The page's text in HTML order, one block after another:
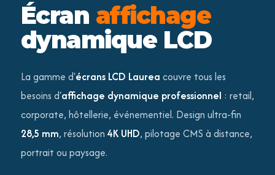
Écran affichage
dynamique LCD
La gamme d'écrans LCD Laurea couvre tous les
besoins d'affichage dynamique professionnel : retail,
corporate, hôtellerie, événementiel. Design ultra-fin
28,5 mm, résolution4K UHD, pilotage CMS à distance,
portrait ou paysage.